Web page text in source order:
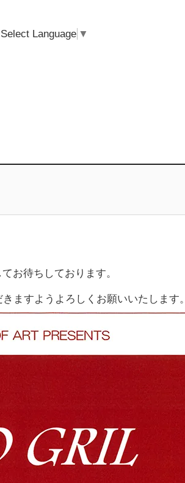
Select Language ▼
お待ちしております。
ますようよろしくお願いいたします。